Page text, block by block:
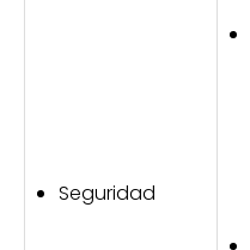
Seguridad